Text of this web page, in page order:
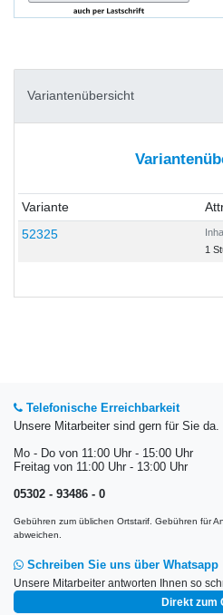
Variantenübersicht
Variante
52325
1
Telefonische Erreichbarkeit
Unsere Mitarbeiter sind gern für Sie da.
Mo - Do von 11:00 Uhr - 15:00 Uhr
Freitag von 11:00 Uhr - 13:00 Uhr
05302 - 93486 - 0
Gebühren zum üblichen Ortstarif. Gebühren für
abweichen.
Schreiben Sie uns über Whatsapp
Unsere Mitarbeiter antworten Ihnen so
Direkt zum